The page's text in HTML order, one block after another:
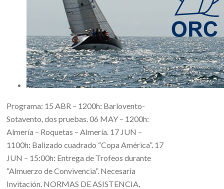
Programa: 15 ABR – 1200h: Barlovento-
Sotavento, dos pruebas. 06 MAY – 1200h:
Almería – Roquetas – Almería. 17 JUN –
1100h: Balizado cuadrado “Copa América”. 17
JUN – 15:00h: Entrega de Trofeos durante
“Almuerzo de Convivencia”. Necesaria
Invitación. NORMAS DE ASISTENCIA,